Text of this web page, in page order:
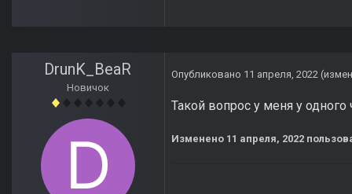
DrunK_BeaR
Новичок
Опубликовано 11 апреля, 2022
Такой вопрос у меня у одного
Изменено 11 апреля, 2022